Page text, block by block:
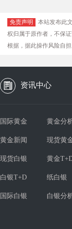
免责声明
本站发布此
权归属于原作者，不保
根据，据此操作风险自担
资讯中心
国际黄金 黄金分
黄金新闻 现货黄
现货白银 黄金
白银T+D 纸白银
国际白银 白银分